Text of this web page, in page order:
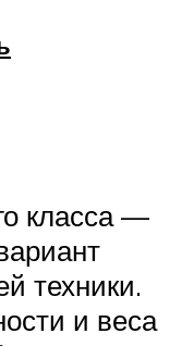
класса —
техники.
и веса